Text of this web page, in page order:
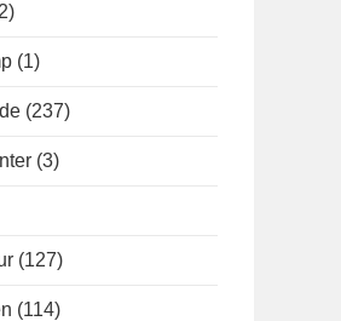
(1)
(237)
(3)
(127)
(114)